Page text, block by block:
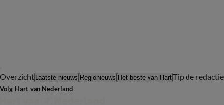
Overzicht Laatste nieuws Regionieuws Het beste van HartTip de redactie
Volg Hart van Nederland